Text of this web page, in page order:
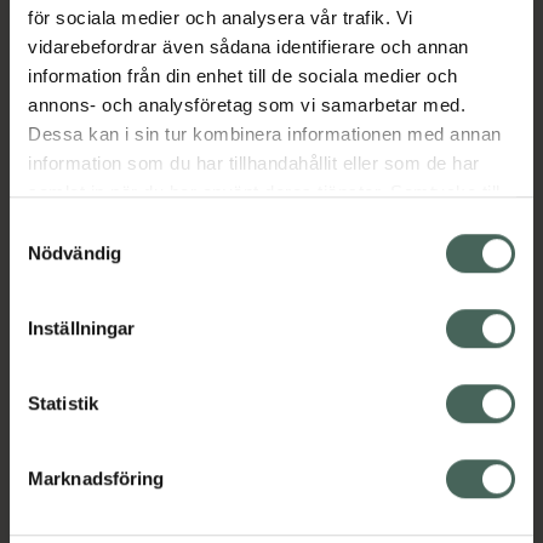
för sociala medier och analysera vår trafik. Vi
vidarebefordrar även sådana identifierare och annan
information från din enhet till de sociala medier och
annons- och analysföretag som vi samarbetar med.
Dessa kan i sin tur kombinera informationen med annan
information som du har tillhandahållit eller som de har
samlat in när du har använt deras tjänster. Samtycke till
återkalla ditt samtycke via webbplatsens
cookieinställningar. Ett återkallat samtycke påverkar inte
lagligheten av behandling som skett innan återkallelsen.
Nödvändig
Inställningar
Statistik
Marknadsföring
Behandlingen upprepas efter två veckor.
Jämförpris 10,23 kr/st
EAN:06432100056771
Kategorier:
Mage
Instruktioner Visa
Bipacksedel från FASS Visa
Produktmärkningar och konsumentguider